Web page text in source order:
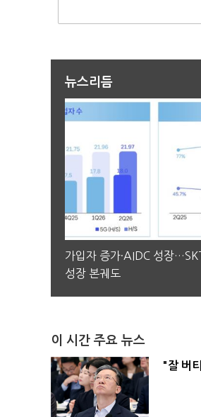
뉴스리듬
가입자 증가·AIDC 성장
성장 본궤도
이 시간 주요 뉴스
"잘 버